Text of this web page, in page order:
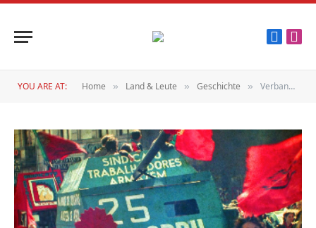
YOU ARE AT: Home » Land & Leute » Geschichte » Verbannte Worte!